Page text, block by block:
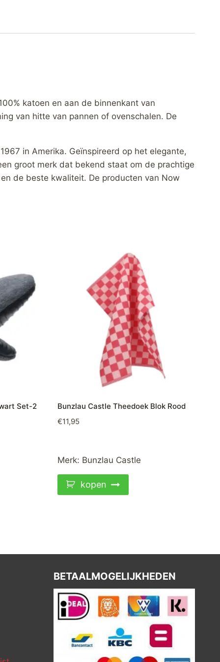
katoen en aan de binnenkant van
van hitte van pannen of ovenschalen. De
in Amerika. Geïnspireerd op het elegante,
groot merk dat bekend staat om de prachtige
de beste kwaliteit. De producten van Now
Set-2
Bunzlau Castle Theedoek Blok Rood
€11,95
Merk: Bunzlau Castle
kopen
BETAALMOGELIJKHEDEN